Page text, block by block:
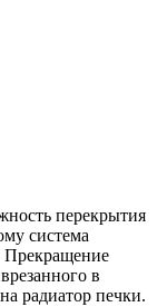
перекрытия
система
Прекращение
в
радиатор печки.